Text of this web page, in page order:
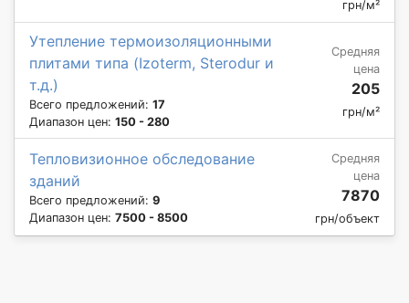
грн/м²
Утепление термоизоляционными
плитами типа (Izoterm, Sterodur и
т.д.)
Всего предложений: 17
Диапазон цен: 150 - 280
Средняя
цена
205
грн/м²
Тепловизионное обследование
зданий
Всего предложений: 9
Диапазон цен: 7500 - 8500
Средняя
цена
7870
грн/объект